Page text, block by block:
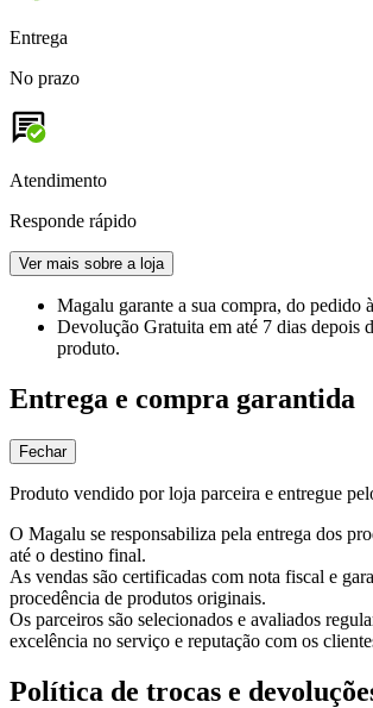
Entrega
No prazo
Atendimento
Responde rápido
Ver mais sobre a loja
Magalu garante a sua compra, do pedido
Devolução Gratuita em até 7 dias depois
produto.
Entrega e compra garantida
Fechar
Produto vendido por loja parceira e entregue
O Magalu se responsabiliza pela entrega dos
até o destino final.
As vendas são certificadas com nota fiscal e
procedência de produtos originais.
Os parceiros são selecionados e avaliados
excelência no serviço e reputação com os
Política de trocas e